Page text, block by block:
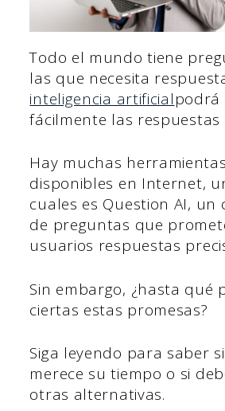
Todo el mundo tiene
las que necesita
inteligencia artificial
fácilmente las respuestas
Hay muchas
disponibles en Internet,
cuales es Question AI,
de preguntas que
usuarios respuestas
Sin embargo, ¿hasta qué
ciertas estas promesas?
Siga leyendo para saber
merece su tiempo o si
otras alternativas.